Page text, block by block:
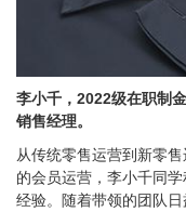
李小千，2022级在职制
销售经理。
从传统零售运营到新零
的会员运营，李小千同
经验。随着带领的团队